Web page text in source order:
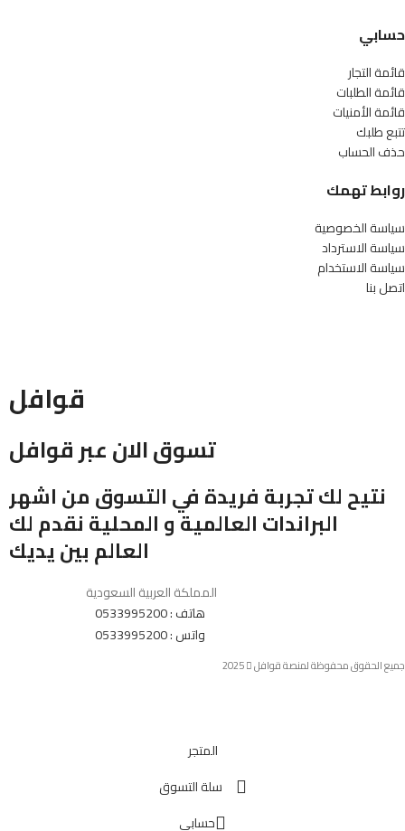
حسابي
قائمة التجار
قائمة الطلبات
قائمة الأمنيات
تتبع طلبك
حذف الحساب
روابط تهمك
سياسة الخصوصية
سياسة الاسترداد
سياسة الاستخدام
اتصل بنا
قوافل
تسوق الان عبر قوافل
نتيح لك تجربة فريدة في التسوق من اشهر
البراندات العالمية و المحلية نقدم لك
العالم بين يديك
المملكة العربية السعودية
هاتف : 0533995200
واتس : 0533995200
جميع الحقوق محفوظة لمنصة قوافل
المتجر
سلة التسوق
حسابي